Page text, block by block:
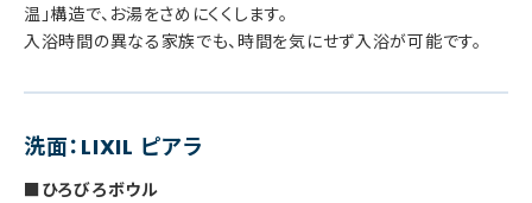
温」構造で、お湯をさめにくくします。
入浴時間の異なる家族でも、時間を気にせず入浴が可能です。
洗面：LIXIL ピアラ
■ひろびろボウル